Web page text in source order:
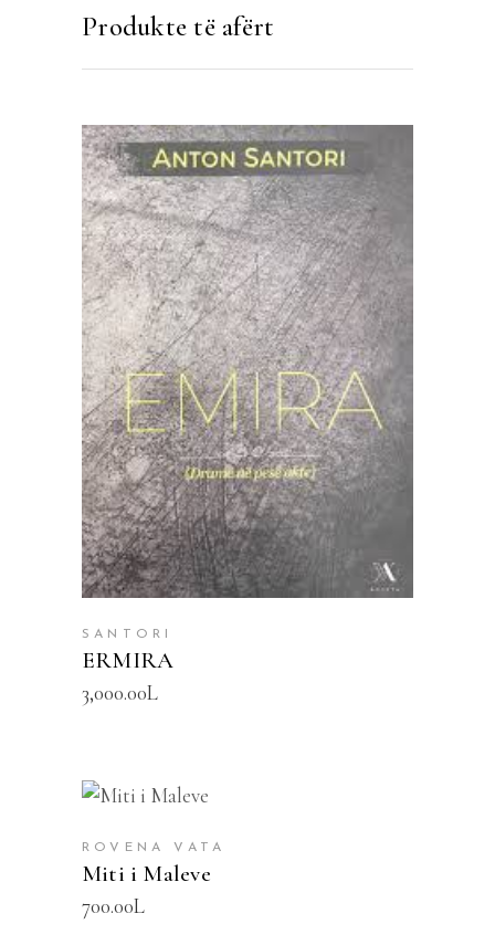
Produkte të afërt
SHTOJE NË SHPORTË
SANTORI
ERMIRA
3,000.00L
ROVENA VATA
Miti i Maleve
700.00L